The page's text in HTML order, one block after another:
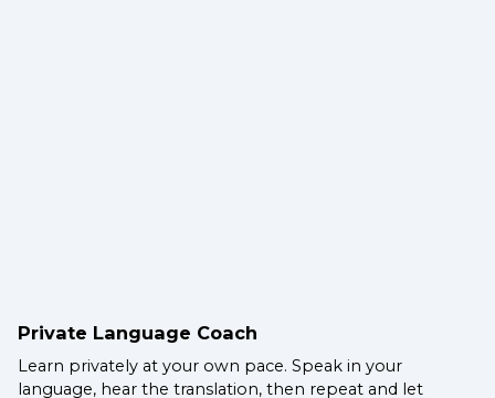
Private Language Coach
Learn privately at your own pace. Speak in your
language, hear the translation, then repeat and let